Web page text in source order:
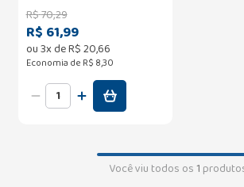
R$70,29
R$ 61,99
ou3x deR$20,66
Economia de R$ 8,30
Você viu todos os1